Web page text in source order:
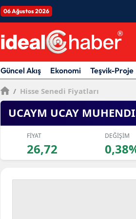
06 Ağustos 2026
Güncel Akış Ekonomi Teşvik-Proje
/ Hisse Senedi Fiyatları
UCAYM UCAY
FİYAT
26,72
DEĞİŞİM